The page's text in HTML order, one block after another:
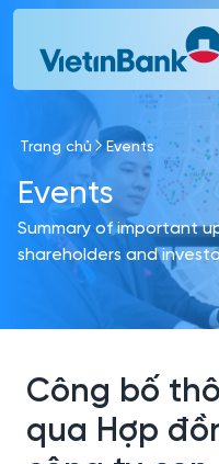
Skip to Main Content
Trang chủ Events
Events
Summary of important
shareholders and
Công bố
qua Hợp